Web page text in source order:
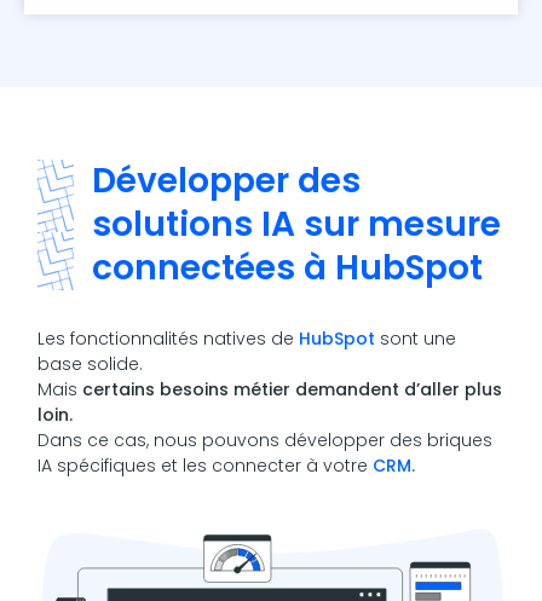
Développer des
solutions IA sur mesure
connectées à HubSpot
Les fonctionnalités natives de HubSpot sont une
base solide.
Mais certains besoins métier demandent d’aller plus
loin.
Dans ce cas, nous pouvons développer des briques
IA spécifiques et les connecter à votre CRM.